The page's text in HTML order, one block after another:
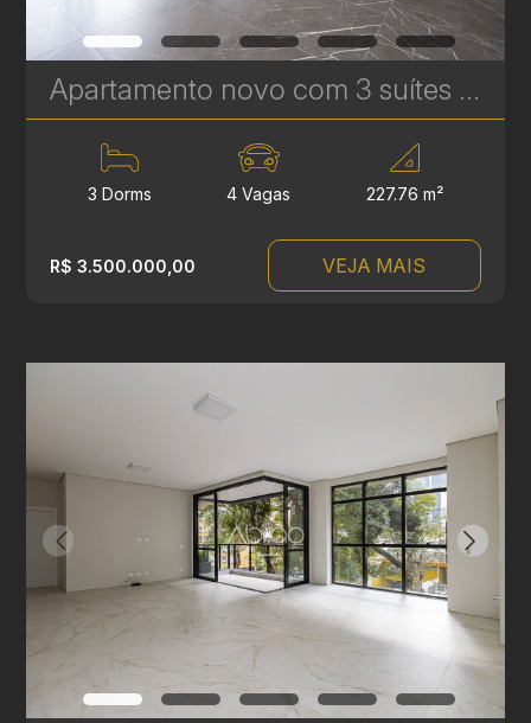
Apartamento novo com 3 suítes à venda no Ecoville em Curitiba - Signature - Plaenge | Ref. 1755
3 Dorms 4 Vagas 227.76 m²
R$ 3.500.000,00 VEJA MAIS